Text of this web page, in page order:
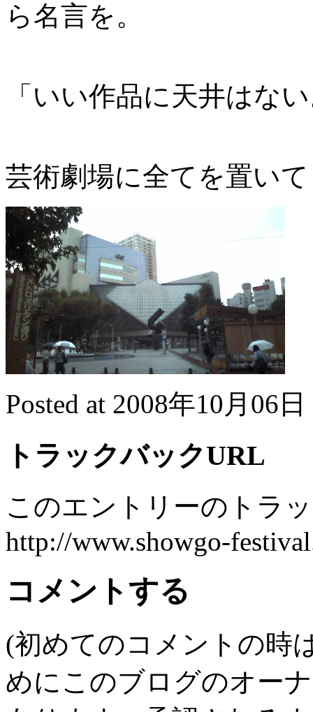
ら名言を。
「いい作品に天井はな
芸術劇場に全てを置い
Posted at 2008年10月06
トラックバックURL
このエントリーのトラ
http://www.showgo-
コメントする
(初めてのコメントの時
めにこのブログのオー